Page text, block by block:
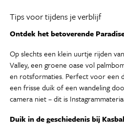
Tips voor tijdens je verblijf
Ontdek het betoverende
Op slechts een klein uurtje rijden
Valley, een groene oase vol
en rotsformaties. Perfect voor een
een frisse duik of een wandeling
camera niet – dit is
Duik in de geschiedenis bij